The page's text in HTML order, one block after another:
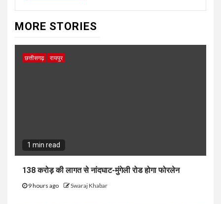
MORE STORIES
छत्तीसगढ़ रायपुर
1 min read
138 करोड़ की लागत से नांदघाट-मुंगेली रोड होगा फोरलेन
9 hours ago Swaraj Khabar